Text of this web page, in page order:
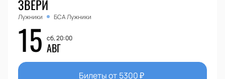
ЗВЕРИ
Лужники БСА Лужники
15 сб, 20:00
АВГ
Билеты от 5300₽